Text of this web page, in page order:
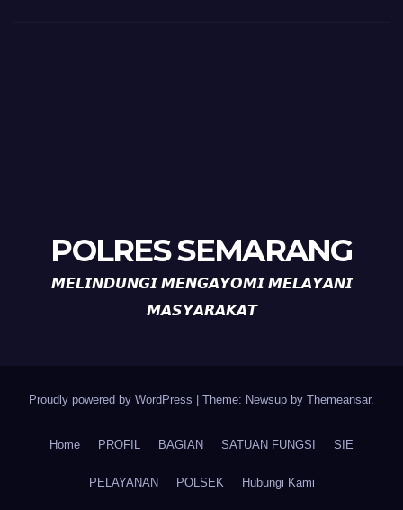
POLRES SEMARANG
𝙈𝙀𝙇𝙄𝙉𝘿𝙐𝙉𝙂𝙄 𝙈𝙀𝙉𝙂𝘼𝙔𝙊𝙈𝙄 𝙈𝙀𝙇𝘼𝙔𝘼𝙉𝙄
𝙈𝘼𝙎𝙔𝘼𝙍𝘼𝙆𝘼𝙏
Proudly powered by WordPress Theme: Newsup by Themeansar.
Home PROFIL BAGIAN SATUAN FUNGSI SIE
PELAYANAN POLSEK Hubungi Kami